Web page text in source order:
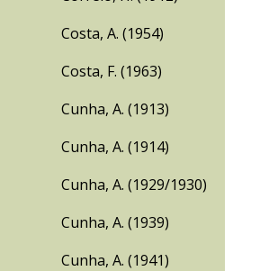
Costa, A. (1954)
Costa, F. (1963)
Cunha, A. (1913)
Cunha, A. (1914)
Cunha, A. (1929/1930)
Cunha, A. (1939)
Cunha, A. (1941)